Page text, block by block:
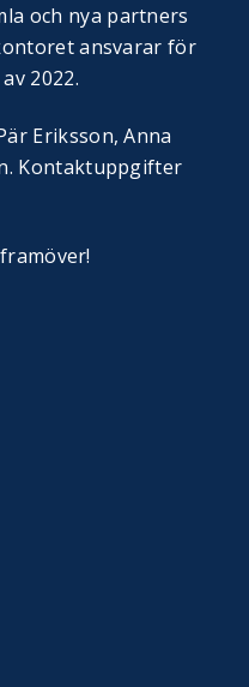
och nya partners
ansvarar för
2022.
Eriksson, Anna
Kontaktuppgifter